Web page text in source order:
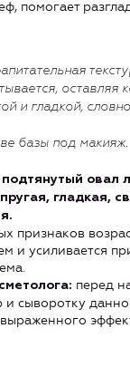
помогает
оставляя
и гладкой,
базы под макияж.
подтянутый овал
гладкая,
признаков
и усиливается
перед
и сыворотку